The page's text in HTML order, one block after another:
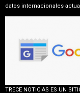
datos internacionales
TRECE NOTICIAS ES UN